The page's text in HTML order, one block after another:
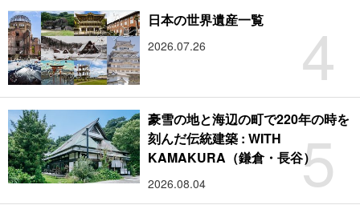
4
日本の世界遺産一覧
2026.07.26
5
豪雪の地と海辺の町で220年の時を
刻んだ伝統建築 : WITH
KAMAKURA（鎌倉・長谷）
2026.08.04